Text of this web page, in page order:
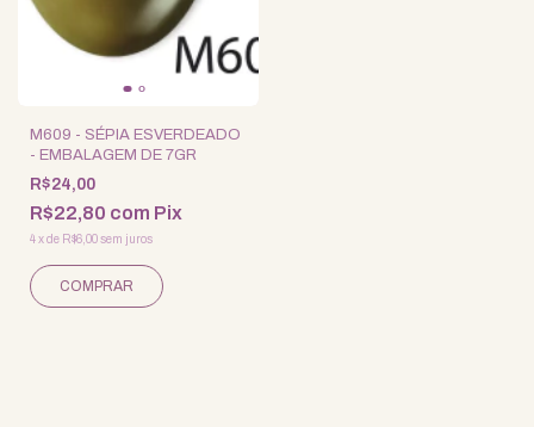
M609 - SÉPIA ESVERDEADO
- EMBALAGEM DE 7GR
R$24,00
R$22,80 com Pix
4xde R$6,00sem juros